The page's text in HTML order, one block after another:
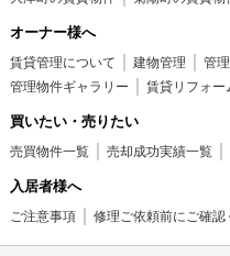
オーナー様へ
賃貸管理について 建物管理 管
管理物件ギャラリー
賃貸リフォー
買いたい・売りたい
売買物件一覧 売却成功実績一覧
入居者様へ
ご注意事項 修理ご依頼前にご確認